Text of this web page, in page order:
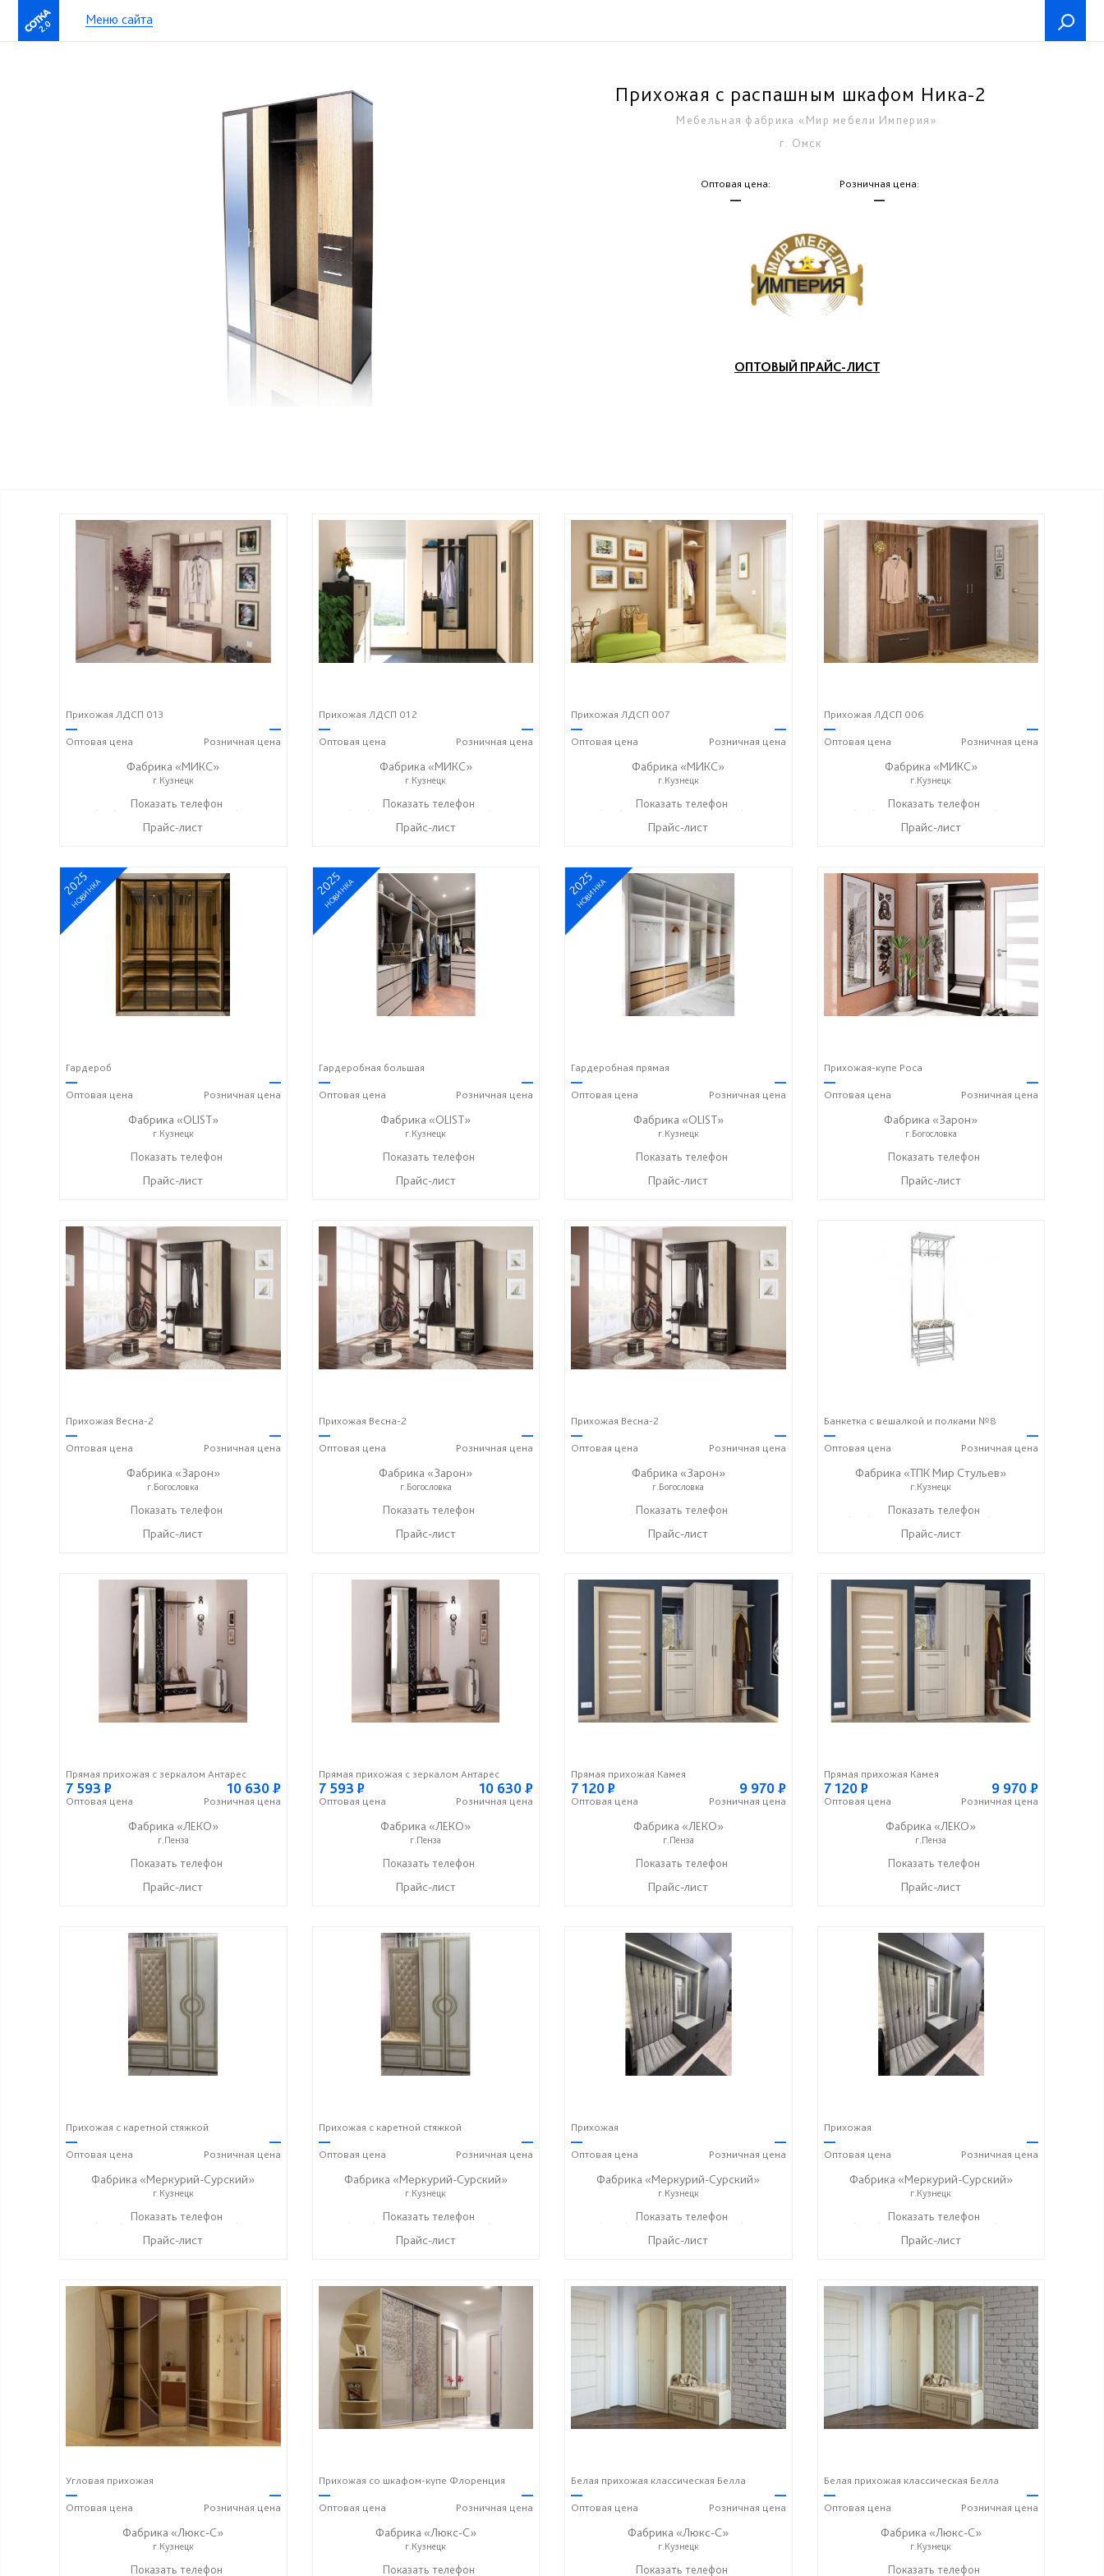
2.0 Меню сайта
Прихожая с распашным шкафом Ника-2
Мебельная фабрика «Мир мебели Империя»
г. Омск
Оптовая цена:
—
Розничная цена:
—
ОПТОВЫЙ ПРАЙС-ЛИСТ
Прихожая ЛДСП 013
—
Оптовая цена
—
Розничная цена
Фабрика «МИКС»
г.Кузнецк
+7 (937) 423-36-37 ☎+7 (937) 428-44-55
Показать телефон
Прайс-лист
Прихожая ЛДСП 012
—
Оптовая цена
—
Розничная цена
Фабрика «МИКС»
г.Кузнецк
+7 (937) 423-36-37 ☎+7 (937) 428-44-55
Показать телефон
Прайс-лист
Прихожая ЛДСП 007
—
Оптовая цена
—
Розничная цена
Фабрика «МИКС»
г.Кузнецк
+7 (937) 423-36-37 ☎+7 (937) 428-44-55
Показать телефон
Прайс-лист
Прихожая ЛДСП 006
—
Оптовая цена
—
Розничная цена
Фабрика «МИКС»
г.Кузнецк
+7 (937) 423-36-37 ☎+7 (937) 428-44-55
Показать телефон
Прайс-лист
2025
НОВИНКА
Гардероб
—
Оптовая цена
—
Розничная цена
Фабрика «OLIST»
г.Кузнецк
+7 937 412 77 79
Показать телефон
Прайс-лист
2025
НОВИНКА
Гардеробная большая
—
Оптовая цена
—
Розничная цена
Фабрика «OLIST»
г.Кузнецк
☎+7 937 412 77 79
Показать телефон
Прайс-лист
2025
НОВИНКА
Гардеробная прямая
—
Оптовая цена
—
Розничная цена
Фабрика «OLIST»
г.Кузнецк
+7 937 412 77 79
Показать телефон
Прайс-лист
Прихожая-купе Роса
—
Оптовая цена
—
Розничная цена
Фабрика «Зарон»
г.Богословка
+7 (8412) 21-50-66
Показать телефон
Прайс-лист
Прихожая Весна-2
—
Оптовая цена
—
Розничная цена
Фабрика «Зарон»
г.Богословка
+7 (8412) 21-50-66
Показать телефон
Прайс-лист
Прихожая Весна-2
—
Оптовая цена
—
Розничная цена
Фабрика «Зарон»
г.Богословка
+7 (8412) 21-50-66
Показать телефон
Прайс-лист
Прихожая Весна-2
—
Оптовая цена
—
Розничная цена
Фабрика «Зарон»
г.Богословка
+7 (8412) 21-50-66
Показать телефон
Прайс-лист
Банкетка с вешалкой и полками №8
—
Оптовая цена
—
Розничная цена
Фабрика «ТПК Мир Стульев»
г.Кузнецк
8 (927) 648-00-04 ☎8 (927) 369-00-06
Показать телефон
Прайс-лист
Прямая прихожая с зеркалом Антарес
7 593 Р
Оптовая цена
10 630 Р
Розничная цена
Фабрика «ЛЕКО»
г.Пенза
+7 (800) 222-93-90
Показать телефон
Прайс-лист
Прямая прихожая с зеркалом Антарес
7 593 Р
Оптовая цена
10 630 Р
Розничная цена
Фабрика «ЛЕКО»
г.Пенза
+7 (800) 222-93-90
Показать телефон
Прайс-лист
Прямая прихожая Камея
7 120Р
Оптовая цена
9 970 Р
Розничная цена
Фабрика «ЛЕКО»
г.Пенза
+7 (800) 222-93-90
Показать телефон
Прайс-лист
Прямая прихожая Камея
7 120Р
Оптовая цена
9 970 Р
Розничная цена
Фабрика «ЛЕКО»
г.Пенза
+7 (800) 222-93-90
Показать телефон
Прайс-лист
Прихожая с каретной стяжкой
—
Оптовая цена
—
Розничная цена
Фабрика «Меркурий-Сурский»
г.Кузнецк
+7 (8415) 73-05-06 ☎+7 (937) 400-89-79
Показать телефон
Прайс-лист
Прихожая с каретной стяжкой
—
Оптовая цена
—
Розничная цена
Фабрика «Меркурий-Сурский»
г.Кузнецк
+7 (8415) 73-05-06 ☎+7 (937) 400-89-79
Показать телефон
Прайс-лист
Прихожая
—
Оптовая цена
—
Розничная цена
Фабрика «Меркурий-Сурский»
г.Кузнецк
+7 (8415) 73-05-06 ☎+7 (937) 400-89-79
Показать телефон
Прайс-лист
Прихожая
—
Оптовая цена
—
Розничная цена
Фабрика «Меркурий-Сурский»
г.Кузнецк
+7 (8415) 73-05-06 ☎+7 (937) 400-89-79
Показать телефон
Прайс-лист
Угловая прихожая
—
Оптовая цена
—
Розничная цена
Фабрика «Люкс-С»
г.Кузнецк
+ 7 (999) 748-11-11 ☎+7 (927) 286-06-63
Показать телефон
Прихожая со шкафом-купе Флоренция
—
Оптовая цена
—
Розничная цена
Фабрика «Люкс-С»
г.Кузнецк
+ 7 (999) 748-11-11 ☎+7 (927) 286-06-63
Показать телефон
Белая прихожая классическая Белла
—
Оптовая цена
—
Розничная цена
Фабрика «Люкс-С»
г.Кузнецк
+ 7 (999) 748-11-11 ☎+7 (927) 286-06-63
Показать телефон
Белая прихожая классическая Белла
—
Оптовая цена
—
Розничная цена
Фабрика «Люкс-С»
г.Кузнецк
+ 7 (999) 748-11-11 ☎+7 (927) 286-06-63
Показать телефон